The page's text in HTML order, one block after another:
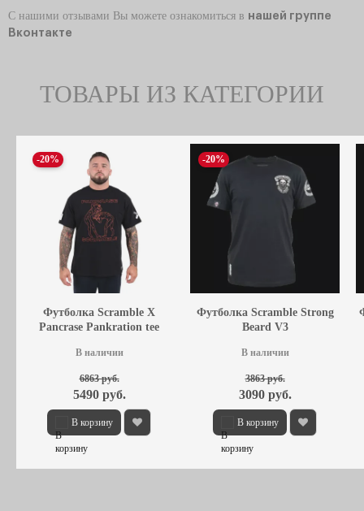
С нашими отзывами Вы можете ознакомиться в нашей группе
Вконтакте
ТОВАРЫ ИЗ КАТЕГОРИИ
-20%
Футболка Scramble X
Pancrase Pankration tee
В наличии
В корзину
6863 руб.
5490 руб.
-20%
Футболка Scramble Strong
Beard V3
В наличии
В корзину
3863 руб.
3090 руб.